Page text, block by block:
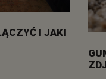
I JAKI